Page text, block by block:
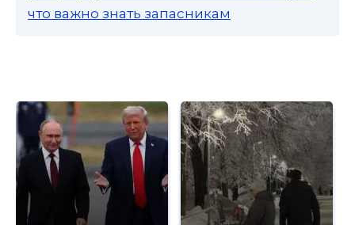
что важно знать запасникам